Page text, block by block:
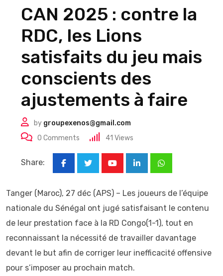
CAN 2025 : contre la
RDC, les Lions
satisfaits du jeu mais
conscients des
ajustements à faire
by groupexenos@gmail.com
0 Comments 41 Views
Share:
LinkedInWhatsapp
Tanger (Maroc), 27 déc (APS) – Les joueurs de l’équipe
nationale du Sénégal ont jugé satisfaisant le contenu
de leur prestation face à la RD Congo(1-1), tout en
reconnaissant la nécessité de travailler davantage
devant le but afin de corriger leur inefficacité offensive
pour s’imposer au prochain match.